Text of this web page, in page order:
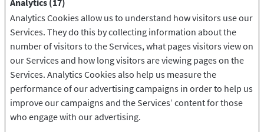
Analytics (17)
Analytics Cookies allow us to understand how visitors use our
Services. They do this by collecting information about the
number of visitors to the Services, what pages visitors view on
our Services and how long visitors are viewing pages on the
Services. Analytics Cookies also help us measure the
performance of our advertising campaigns in order to help us
improve our campaigns and the Services’ content for those
who engage with our advertising.